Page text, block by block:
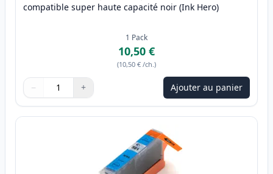
compatible super haute capacité noir (Ink Hero)
1 Pack
10,50 €
(10,50 € /ch.)
Quantité
Utilisez les boutons pour ajuster
− +
Quantité Ajouter au panier